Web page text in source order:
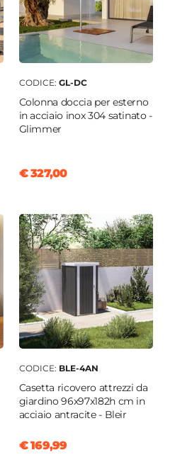
CODICE: GL-DC
Colonna doccia per esterno
in acciaio inox 304 satinato -
Glimmer
€ 327,00
CODICE: BLE-4AN
Casetta ricovero attrezzi da
giardino 96x97x182h cm in
acciaio antracite - Bleir
€ 169,99